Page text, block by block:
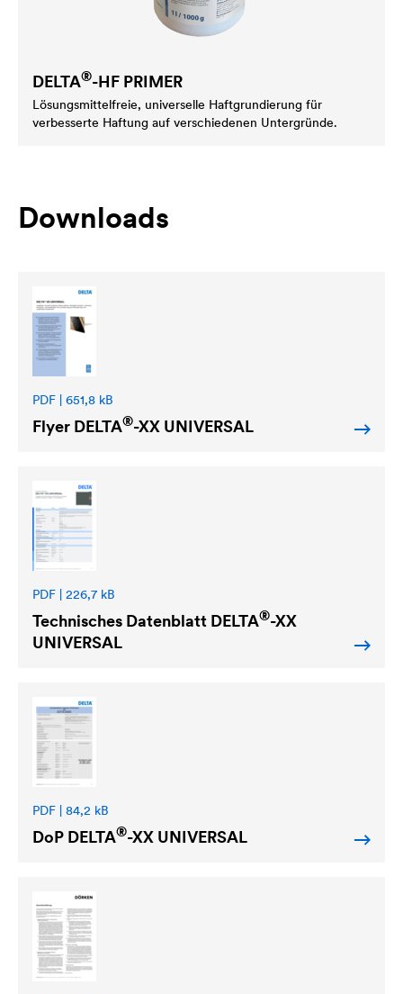
DELTA®-HF PRIMER
Lösungsmittelfreie, universelle Haftgrundierung für
verbesserte Haftung auf verschiedenen Untergründe.
Downloads
PDF | 651,8 kB
Flyer DELTA®-XX UNIVERSAL
PDF | 226,7 kB
Technisches Datenblatt DELTA®-XX
UNIVERSAL
PDF | 84,2 kB
DoP DELTA®-XX UNIVERSAL